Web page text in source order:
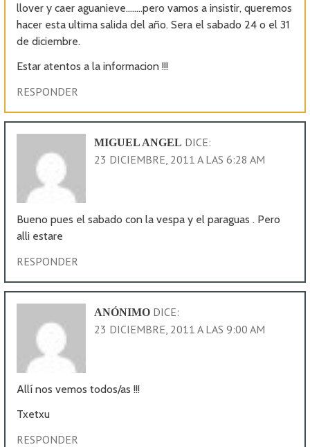
llover y caer aguanieve……..pero vamos a insistir, queremos
hacer esta ultima salida del año. Sera el sabado 24 o el 31
de diciembre.
Estar atentos a la informacion !!!
RESPONDER
MIGUEL ANGEL DICE:
23 DICIEMBRE, 2011 A LAS 6:28 AM
Bueno pues el sabado con la vespa y el paraguas . Pero
alli estare
RESPONDER
ANÓNIMO DICE:
23 DICIEMBRE, 2011 A LAS 9:00 AM
Allí nos vemos todos/as !!!
Txetxu
RESPONDER